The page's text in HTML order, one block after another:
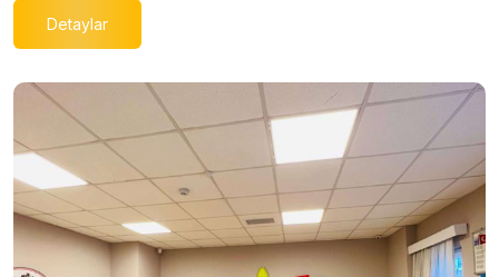
Detaylar